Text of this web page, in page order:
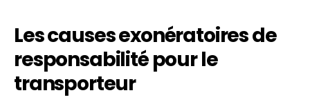
Les causes exonératoires de
responsabilité pour le
transporteur